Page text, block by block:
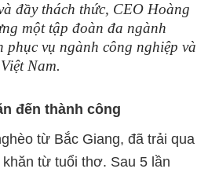
đầy thách thức, CEO Hoàng
một tập đoàn đa ngành
phục vụ ngành công nghiệp và
Nam.
đến thành công
từ Bắc Giang, đã trải qua
từ tuổi thơ. Sau 5 lần